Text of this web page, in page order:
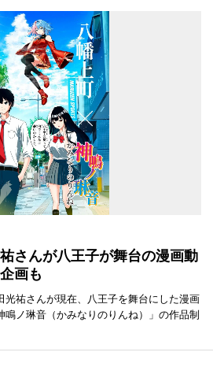
さんが八王子が舞台の漫画動
画も
光祐さんが現在、八王子を舞台にした漫画
鳴ノ琳音（かみなりのりんね）」の作品制